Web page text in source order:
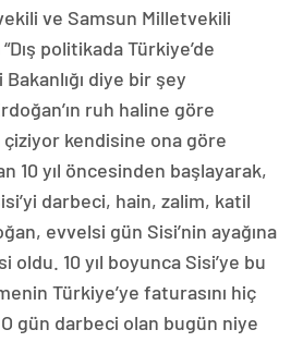
ve Samsun Milletvekili
politikada Türkiye’de
diye bir şey
ruh haline göre
kendisine ona göre
10 yıl öncesinden başlayarak,
darbeci, hain, zalim, katil
evvelsi gün Sisi’nin ayağına
10 yıl boyunca Sisi’ye bu
Türkiye’ye faturasını hiç
gün darbeci olan bugün niye